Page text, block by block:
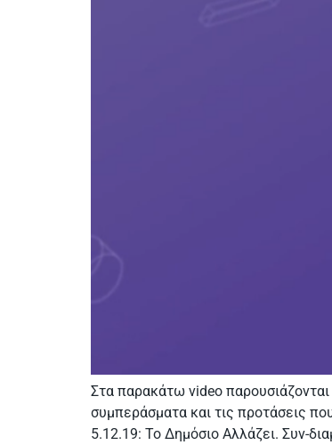
Στα παρακάτω video
συμπεράσματα και τις προτάσεις
5.12.19: Το Δημόσιο Αλλάζει. Συν-